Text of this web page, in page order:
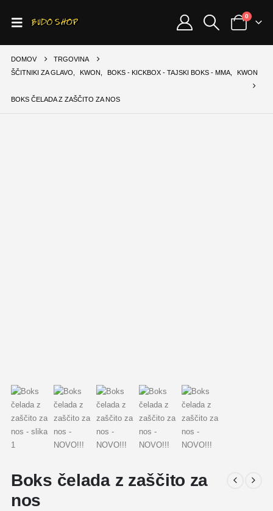
0
DOMOV
TRGOVINA
ŠČITNIKI ZA GLAVO
KWON BOKS - KICKBOX - TAJSKI BOKS - MMA, KWON
BOKS ČELADA Z ZAŠČITO ZA NOS
Boks čelada z zaščito za
nos